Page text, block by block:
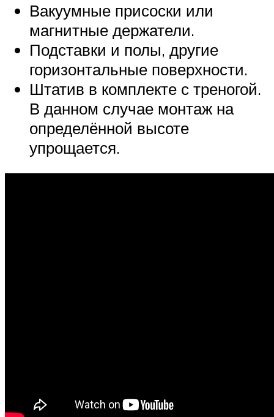
Вакуумные присоски или
магнитные держатели.
Подставки и полы, другие
горизонтальные поверхности.
Штатив в комплекте с треногой.
В данном случае монтаж на
определённой высоте
упрощается.